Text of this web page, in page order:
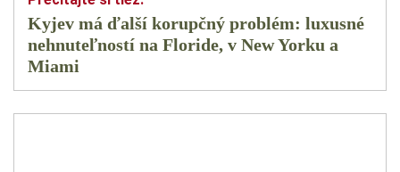
Kyjev má ďalší korupčný problém: luxusné
nehnuteľností na Floride, v New Yorku a
Miami